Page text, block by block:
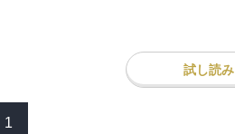
試し読み
1